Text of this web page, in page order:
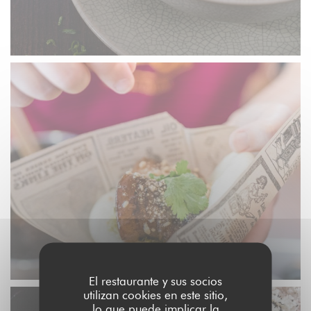
El restaurante y sus socios
utilizan cookies en este sitio,